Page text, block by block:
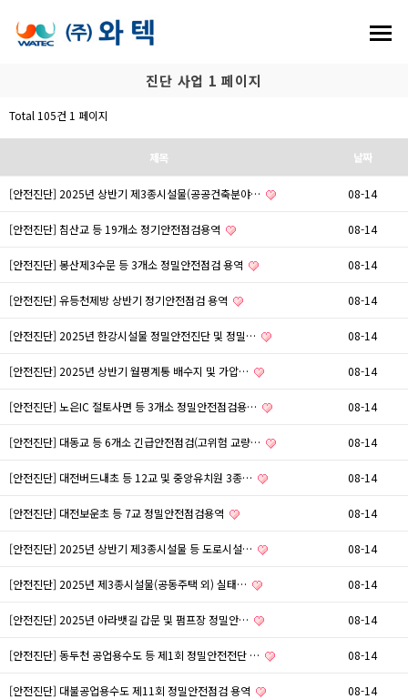
진단 사업 1 페이지
Total 105건 1 페이지
제목 날짜
[안전진단] 2025년 상반기 제3종시설물(공공건축분야… 08-14
[안전진단] 침산교 등 19개소 정기안전점검용역 08-14
[안전진단] 봉산제3수문 등 3개소 정밀안전점검 용역 08-14
[안전진단] 유등천제방 상반기 정기안전점검 용역 08-14
[안전진단] 2025년 한강시설물 정밀안전진단 및 정밀… 08-14
[안전진단] 2025년 상반기 월평계통 배수지 및 가압… 08-14
[안전진단] 노은IC 절토사면 등 3개소 정밀안전점검용… 08-14
[안전진단] 대동교 등 6개소 긴급안전점검(고위험 교량… 08-14
[안전진단] 대전버드내초 등 12교 및 중앙유치원 3종… 08-14
[안전진단] 대전보운초 등 7교 정밀안전점검용역 08-14
[안전진단] 2025년 상반기 제3종시설물 등 도로시설… 08-14
[안전진단] 2025년 제3종시설물(공동주택 외) 실태… 08-14
[안전진단] 2025년 아라뱃길 갑문 및 펌프장 정밀안… 08-14
[안전진단] 동두천 공업용수도 등 제1회 정밀안전전단 … 08-14
[안전진단] 대불공업용수도 제11회 정밀안전점검 용역 08-14